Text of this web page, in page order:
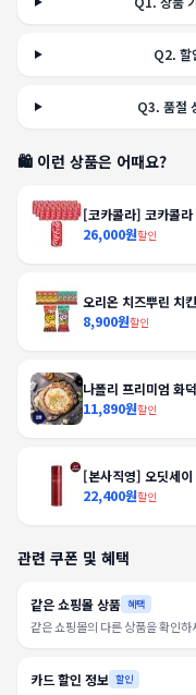
Q2.할
Q3. 품절
🛍️ 이런 상품은 어때요?
[코카콜라] 코카콜
26,000원할인
오리온 치즈뿌린 치
8,900원할인
나폴리 프리미엄 화
11,890원할인
[본사직영] 오딧세
22,400원할인
관련 쿠폰 및 혜택
같은 쇼핑몰 상품 혜택
같은 쇼핑몰의 다른 상품을 확인하
카드 할인 정보 할인